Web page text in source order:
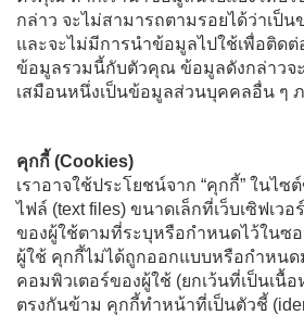
กล่าว จะไม่สามารถตามรอยได้ว่าเป็น
และจะไม่มีการนำข้อมูลไปใช้เพื่อติดต่
ข้อมูลรวมนี้กับตัวคุณ ข้อมูลดังกล่าวจ
เสมือนหนึ่งเป็นข้อมูลส่วนบุคคลอื่น ๆ
คุกกี้ (Cookies)
เราอาจใช้ประโยชน์จาก “คุกกี้” ในไซ
ไฟล์ (text files) ขนาดเล็กที่เว็บเซิฟเว
ของผู้ใช้ตามที่ระบุหรือกำหนดไว้ในซ
ผู้ใช้ คุกกี้ไม่ได้ถูกออกแบบหรือกำหน
คอมพิวเตอร์ของผู้ใช้ (ยกเว้นที่เป็นเนื้
ตรงกันข้าม คุกกี้ทำหน้าที่เป็นตัวชี้